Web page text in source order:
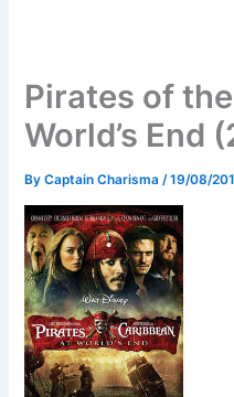
Pirates of
World’s End
ByCaptain Charisma /19/08/